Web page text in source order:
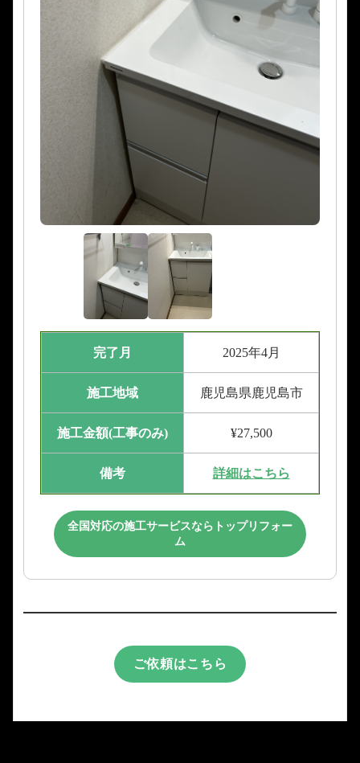
完了月 2025年4月
施工地域 鹿児島県鹿児島市
施工金額(工事のみ) ¥27,500
備考 詳細はこちら
全国対応の施工サービスならトップリフォー
ム
ご依頼はこちら